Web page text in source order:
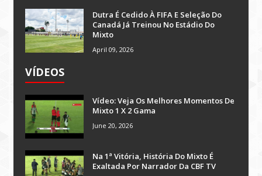
Dutra É Cedido À FIFA E Seleção Do
Canadá Já Treinou No Estádio Do
Mixto
April 09, 2026
VÍDEOS
Vídeo: Veja Os Melhores Momentos De
Mixto 1 X 2 Gama
June 20, 2026
Na 1ª Vitória, História Do Mixto É
Exaltada Por Narrador Da CBF TV